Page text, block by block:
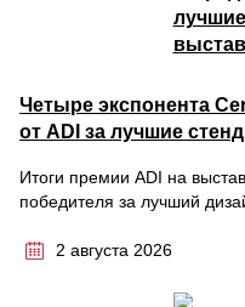
Четыре экспонента
от ADI за лучшие
Итоги премии ADI на
победителя за лучший
2 августа 2026